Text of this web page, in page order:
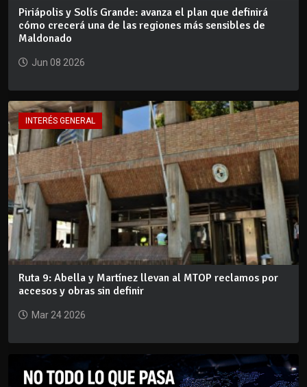
Piriápolis y Solís Grande: avanza el plan que definirá
cómo crecerá una de las regiones más sensibles de
Maldonado
Jun 08 2026
INTERÉS GENERAL
Ruta 9: Abella y Martínez llevan al MTOP reclamos por
accesos y obras sin definir
Mar 24 2026